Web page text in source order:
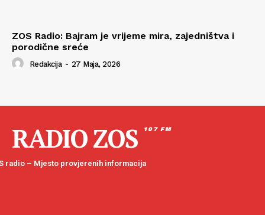
ZOS Radio: Bajram je vrijeme mira, zajedništva i
porodične sreće
Redakcija - 27 Maja, 2026
RADIO ZOS 107 FM
radio – Mjesto provjerenih informacija